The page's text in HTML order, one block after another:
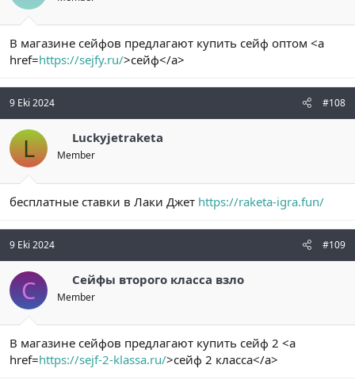
В магазине сейфов предлагают купить сейф оптом <a
href=https://sejfy.ru/>сейф</a>
9 Eki 2024 #108
L Luckyjetraketa
Member
бесплатные ставки в Лаки Джет https://raketa-igra.fun/
9 Eki 2024 #109
С Сейфы второго класса взло
Member
В магазине сейфов предлагают купить сейф 2 <a
href=https://sejf-2-klassa.ru/>сейф 2 класса</a>